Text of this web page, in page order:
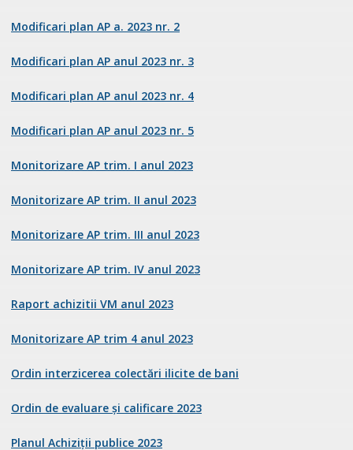
Modificari plan AP a. 2023 nr. 2
Modificari plan AP anul 2023 nr. 3
Modificari plan AP anul 2023 nr. 4
Modificari plan AP anul 2023 nr. 5
Monitorizare AP trim. I anul 2023
Monitorizare AP trim. II anul 2023
Monitorizare AP trim. III anul 2023
Monitorizare AP trim. IV anul 2023
Raport achizitii VM anul 2023
Monitorizare AP trim 4 anul 2023
Ordin interzicerea colectări ilicite de bani
Ordin de evaluare și calificare 2023
Planul Achiziții publice 2023